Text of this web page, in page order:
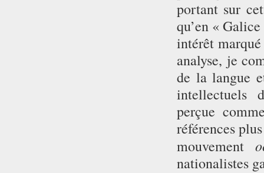
portant sur
qu’en «
intérêt
analyse, je
de la langue
intellectuels
perçue
références
mouvement
nationalistes